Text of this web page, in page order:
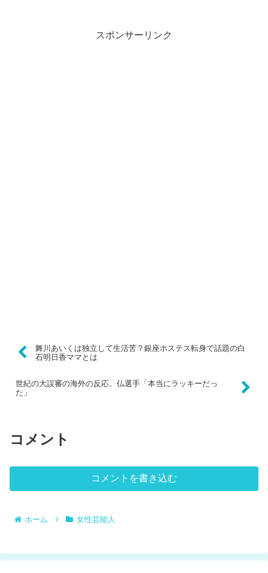
スポンサーリンク
舞川あいくは独立して生活苦？銀座ホステス転身で話題の白
石明日香ママとは
世紀の大誤審の海外の反応。仏選手「本当にラッキーだっ
た」
コメント
コメントを書き込む
ホーム 女性芸能人